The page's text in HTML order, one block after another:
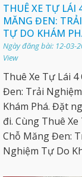
THUÊ XE TỰ LÁI
MĂNG ĐEN:
TỰ DO KHÁM
Ngày đăng bài: 12-
View
Thuê Xe Tự Lái
Đen: Trải
Khám Phá. Đặt
đi. Cùng Thuê
Chỗ Măng Đen:
Nghiệm Tự Do